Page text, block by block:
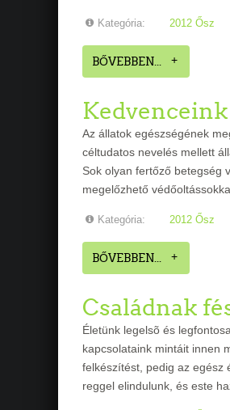
Kategória: 2012 Ősz
BŐVEBBEN...
Az állatok egészségének
céltudatos nevelés mellett
Sok olyan fertőző betegség
megelőzhető
Kategória: 2012 Ősz
BŐVEBBEN...
Családnak
Életünk legelsõ és
kapcsolataink mintáit innen
felkészítést, pedig az egész
reggel elindulunk, és este